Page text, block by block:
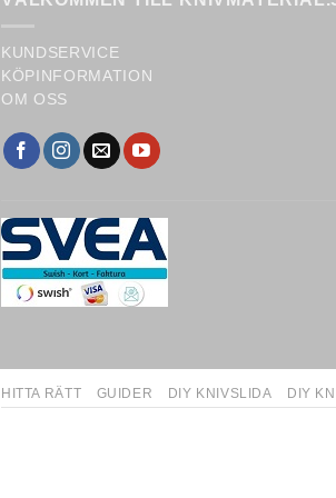
KUNDSERVICE
KÖPINFORMATION
OM OSS
HITTA RÄTT GUIDER DIY KNIVSLIDA DIY